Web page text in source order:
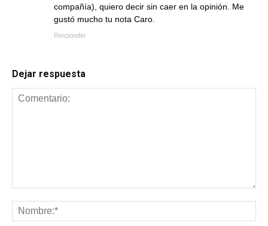
compañía), quiero decir sin caer en la opinión. Me
gustó mucho tu nota Caro.
Responder
Dejar respuesta